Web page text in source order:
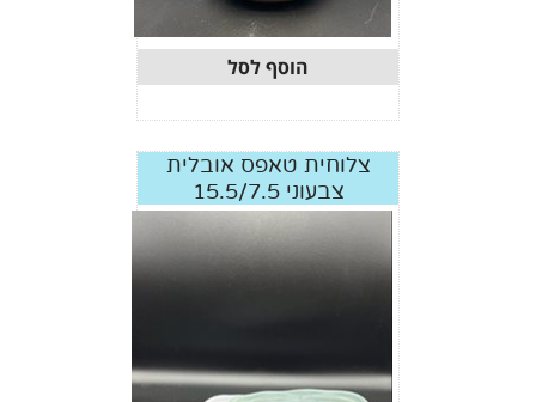
הוסף לסל
צלוחית טאפס אובלית
צבעוני 15.5/7.5